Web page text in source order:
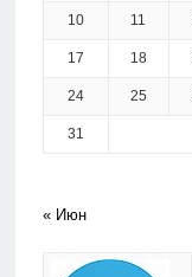
10 11
17 18
24 25
31
« Июн